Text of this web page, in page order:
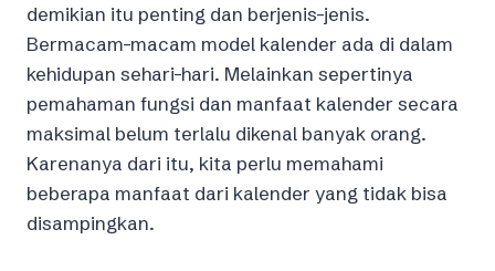
demikian itu penting dan berjenis-jenis.
Bermacam-macam model kalender ada di dalam
kehidupan sehari-hari. Melainkan sepertinya
pemahaman fungsi dan manfaat kalender secara
maksimal belum terlalu dikenal banyak orang.
Karenanya dari itu, kita perlu memahami
beberapa manfaat dari kalender yang tidak bisa
disampingkan.